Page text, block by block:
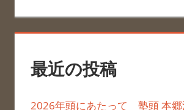
最近の投稿
2026年頭にあたって 塾頭 本郷